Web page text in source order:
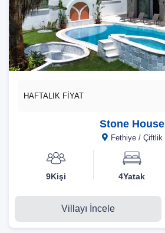
Stone House
Fethiye / Çiftlik
HAFTALIK FİYAT
9Kişi 4Yatak
Villayı İncele